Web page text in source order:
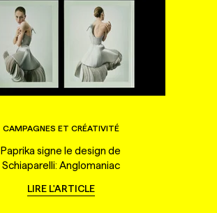
CAMPAGNES ET CRÉATIVITÉ
Paprika signe le design de
Schiaparelli: Anglomaniac
LIRE L'ARTICLE